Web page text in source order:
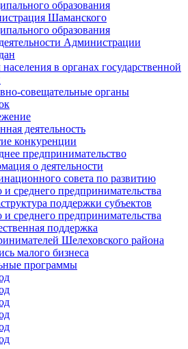
образования
Шаманского
образования
Администрации
в органах государственной
совещательные органы
деятельность
конкуренции
предпринимательство
о деятельности
совета по развитию
и среднего предпринимательства
поддержки субъектов
и среднего предпринимательства
поддержка
Шелеховского района
малого бизнеса
программы